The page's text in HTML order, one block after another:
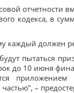
отчетности
кодекса, в
каждый должен
пытаться
до 10 июня
–